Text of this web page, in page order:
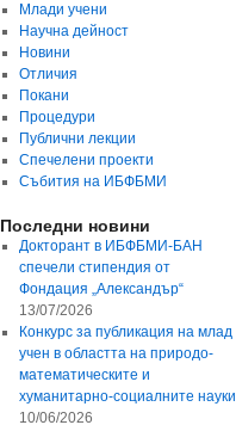
Млади учени
Научна дейност
Новини
Отличия
Покани
Процедури
Публични лекции
Спечелени проекти
Събития на ИБФБМИ
Последни новини
Докторант в ИБФБМИ-БАН
спечели стипендия от
Фондация „Александър“
13/07/2026
Конкурс за публикация на млад
учен в областта на природо-
математическите и
хуманитарно-социалните науки
10/06/2026